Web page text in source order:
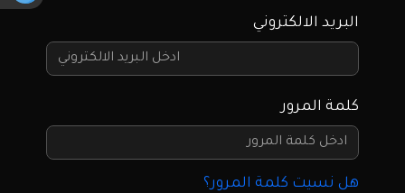
البريد الالكتروني
كلمة المرور
هل نسيت كلمة المرور؟